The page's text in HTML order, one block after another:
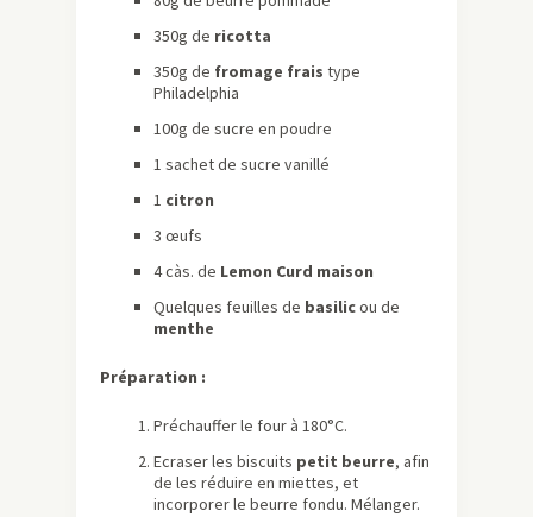
350g de ricotta
350g de fromage frais type
Philadelphia
100g de sucre en poudre
1 sachet de sucre vanillé
1 citron
3 œufs
4 càs. de Lemon Curd maison
Quelques feuilles de basilicou de
menthe
Préparation :
Préchauffer le four à 180°C.
Ecraser les biscuits petit beurre, afin
de les réduire en miettes, et
incorporer le beurre fondu. Mélanger.